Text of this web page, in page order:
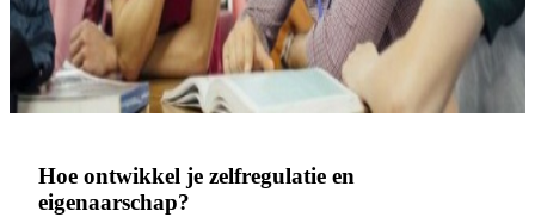
Hoe ontwikkel je zelfregulatie en
eigenaarschap?